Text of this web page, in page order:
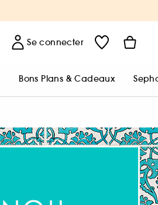
Se connecter
Bons Plans & Cadeaux